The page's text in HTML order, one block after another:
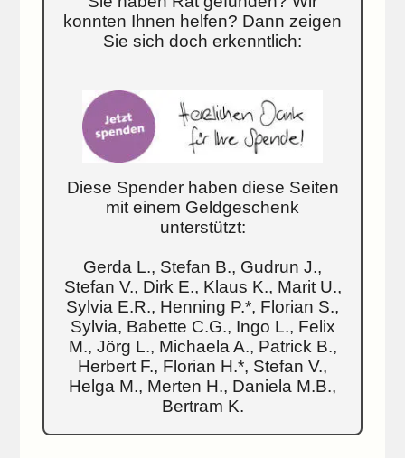
konnten Ihnen helfen? Dann zeigen
Sie sich doch erkenntlich:
Diese Spender haben diese Seiten
mit einem Geldgeschenk
unterstützt:
Gerda L., Stefan B., Gudrun J.,
Stefan V., Dirk E., Klaus K., Marit U.,
Sylvia E.R., Henning P.*, Florian S.,
Sylvia, Babette C.G., Ingo L., Felix
M., Jörg L., Michaela A., Patrick B.,
Herbert F., Florian H.*, Stefan V.,
Helga M., Merten H., Daniela M.B.,
Bertram K.